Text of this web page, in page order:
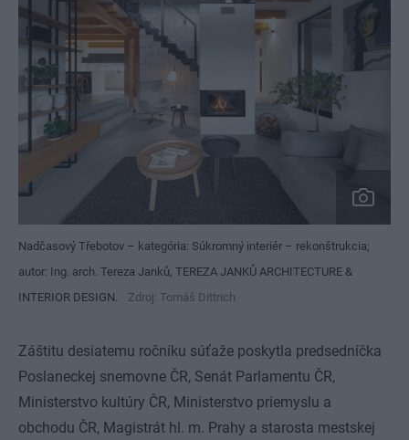
Nadčasový Třebotov – kategória: Súkromný interiér – rekonštrukcia;
autor: Ing. arch. Tereza Janků, TEREZA JANKŮ ARCHITECTURE &
INTERIOR DESIGN.
Zdroj: Tomáš Dittrich
Záštitu desiatemu ročníku súťaže poskytla predsedníčka
Poslaneckej snemovne ČR, Senát Parlamentu ČR,
Ministerstvo kultúry ČR, Ministerstvo priemyslu a
obchodu ČR, Magistrát hl. m. Prahy a starosta mestskej